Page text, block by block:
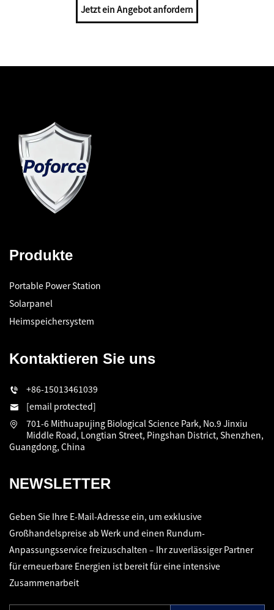
Jetzt ein Angebot anfordern
Produkte
Portable Power Station
Solarpanel
Heimspeichersystem
Kontaktieren Sie uns
+86-15013461039
[email protected]
701-6 Mithuapujing Biological Science Park, No.9 Jinxiu
Middle Road, Longtian Street, Pingshan District, Shenzhen,
Guangdong, China
NEWSLETTER
Geben Sie Ihre E-Mail-Adresse ein, um exklusive
Großhandelspreise ab Werk und einen Rundum-
Anpassungsservice freizuschalten – Ihr zuverlässiger Partner
für erneuerbare Energien ist bereit für eine intensive
Zusammenarbeit